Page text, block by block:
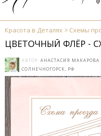
Красота в Деталях Схемы
ЦВЕТОЧНЫЙ ФЛЁР -
АВТОР: АНАСТАСИЯ МАКАРОВА
СОЛНЕЧНОГОРСК, РФ